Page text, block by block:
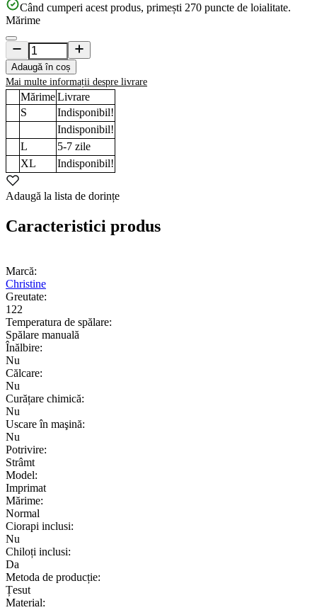
Când cumperi acest produs, primești 270 puncte de loialitate.
Mărime
Adaugă în coș
Mai multe informații despre livrare
MărimeLivrare
S
Indisponibil!
Indisponibil!
L
5-7 zile
XL
Indisponibil!
Adaugă la lista de dorințe
Caracteristici produs
Marcă:
Christine
Greutate:
122
Temperatura de spălare:
Spălare manuală
Înălbire:
Nu
Călcare:
Nu
Curățare chimică:
Nu
Uscare în maşină:
Nu
Potrivire:
Strâmt
Model:
Imprimat
Mărime:
Normal
Ciorapi inclusi:
Nu
Chiloți inclusi:
Da
Metoda de producție:
Țesut
Material: